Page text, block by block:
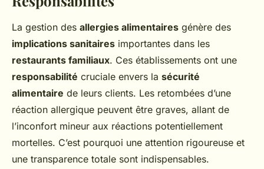
La gestion des allergies alimentaires génère des
implications sanitaires importantes dans les
restaurants familiaux. Ces établissements ont une
responsabilité cruciale envers la sécurité
alimentaire de leurs clients. Les retombées d’une
réaction allergique peuvent être graves, allant de
l’inconfort mineur aux réactions potentiellement
mortelles. C’est pourquoi une attention rigoureuse et
une transparence totale sont indispensables.